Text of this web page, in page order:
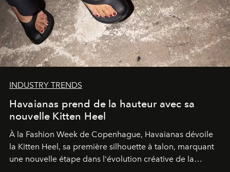
INDUSTRY TRENDS
Havaianas prend de la hauteur avec sa
nouvelle Kitten Heel
À la Fashion Week de Copenhague, Havaianas dévoile
la Kitten Heel, sa première silhouette à talon, marquant
une nouvelle étape dans l'évolution créative de la